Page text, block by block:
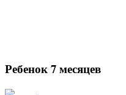
Ребенок 7 месяцев